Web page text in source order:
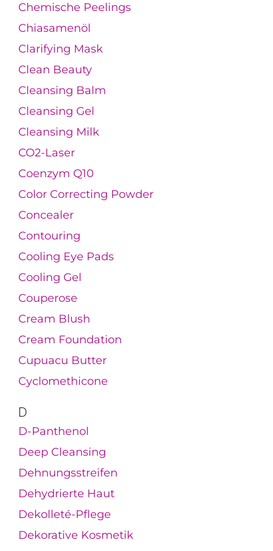
Chemische Peelings
Chiasamenöl
Clarifying Mask
Clean Beauty
Cleansing Balm
Cleansing Gel
Cleansing Milk
CO2-Laser
Coenzym Q10
Color Correcting Powder
Concealer
Contouring
Cooling Eye Pads
Cooling Gel
Couperose
Cream Blush
Cream Foundation
Cupuacu Butter
Cyclomethicone
D
D-Panthenol
Deep Cleansing
Dehnungsstreifen
Dehydrierte Haut
Dekolleté-Pflege
Dekorative Kosmetik